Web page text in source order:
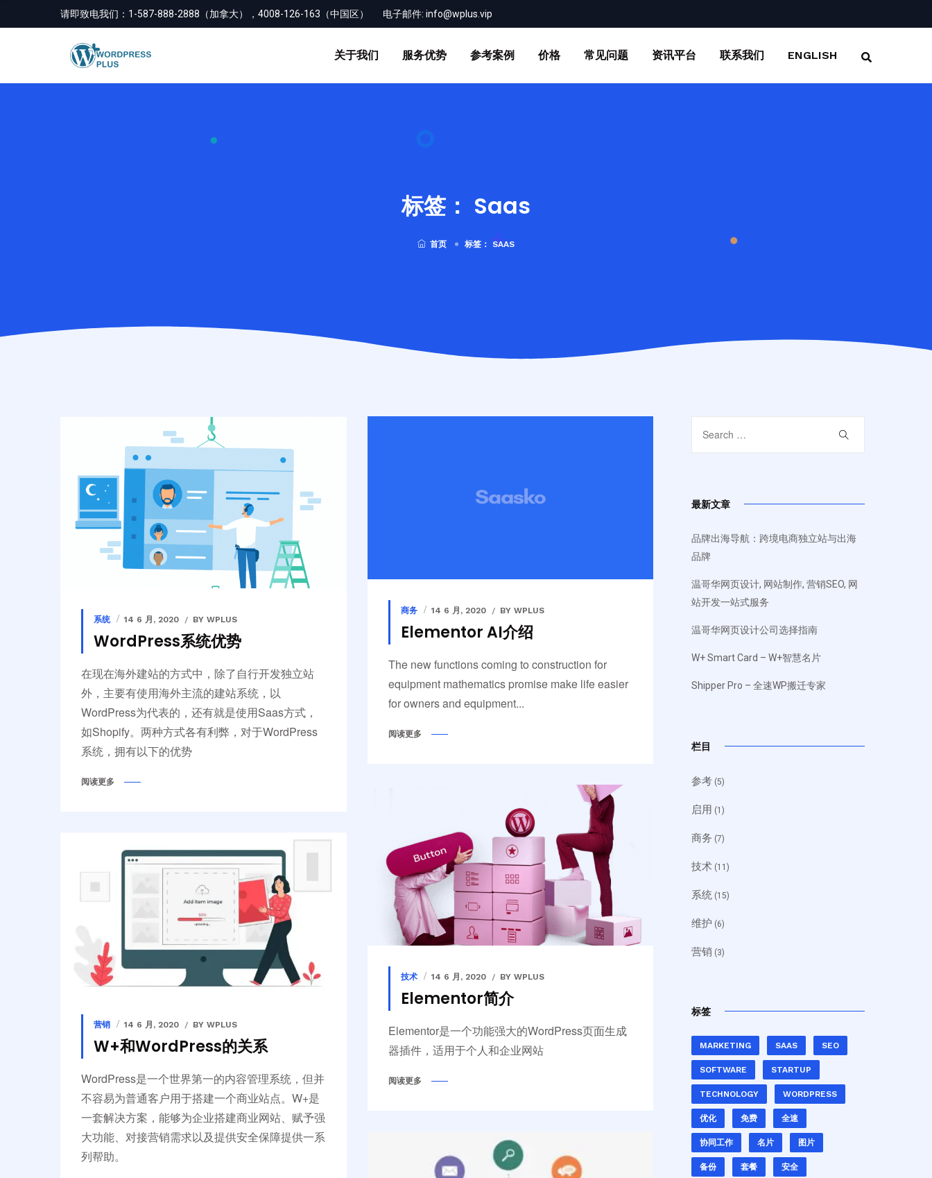
容
请即致电我们： 1-587-888-2888（加拿大），4008-126-163（中国区） 电子邮件: info@wplus.vip
关于我们 服务优势 参考案例 价格 常见问题 资讯平台 联系我们 ENGLISH
标签： Saas
首页 标签： SAAS
系统 14 6 月, 2020 BY WPLUS
WordPress系统优势
在现在海外建站的方式中，除了自行开发独立站
外，主要有使用海外主流的建站系统，以
WordPress为代表的，还有就是使用Saas方式，
如Shopify。两种方式各有利弊，对于WordPress
系统，拥有以下的优势
阅读更多
营销 14 6 月, 2020 BY WPLUS
W+和WordPress的关系
WordPress是一个世界第一的内容管理系统，但并
不容易为普通客户用于搭建一个商业站点。W+是
一套解决方案，能够为企业搭建商业网站、赋予强
大功能、对接营销需求以及提供安全保障提供一系
列帮助。
商务 14 6 月, 2020 BY WPLUS
Elementor AI介绍
The new functions coming to construction for
equipment mathematics promise make life easier
for owners and equipment...
阅读更多
技术 14 6 月, 2020 BY WPLUS
Elementor简介
Elementor是一个功能强大的WordPress页面生成
器插件，适用于个人和企业网站
阅读更多
最新文章
品牌出海导航：跨境电商独立站与出海
品牌
温哥华网页设计, 网站制作, 营销SEO, 网
站开发一站式服务
温哥华网页设计公司选择指南
W+ Smart Card – W+智慧名片
Shipper Pro – 全速WP搬迁专家
栏目
参考 (5)
启用 (1)
商务 (7)
技术 (11)
系统 (15)
维护 (6)
营销 (3)
标签
MARKETING SAAS SEO
SOFTWARE STARTUP
TECHNOLOGY WORDPRESS
优化 免费 全速
协同工作 名片 图片
备份 套餐 安全